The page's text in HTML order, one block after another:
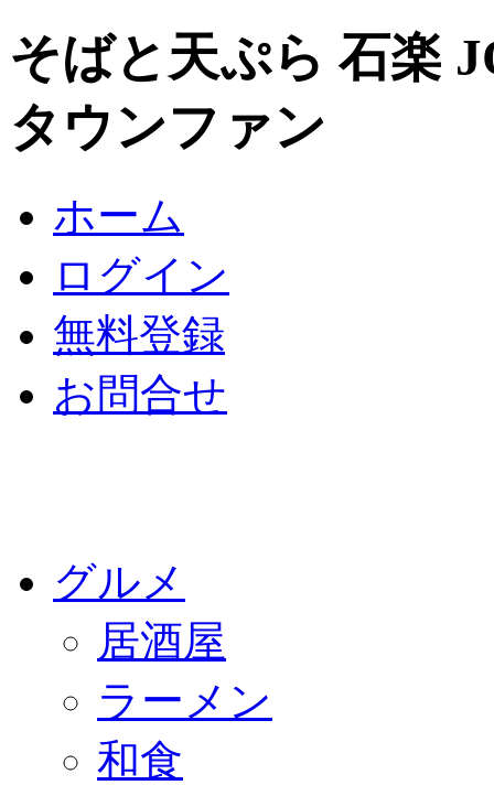
そばと天ぷら 石楽
タウンファン
ホーム
ログイン
無料登録
お問合せ
グルメ
居酒屋
ラーメン
和食